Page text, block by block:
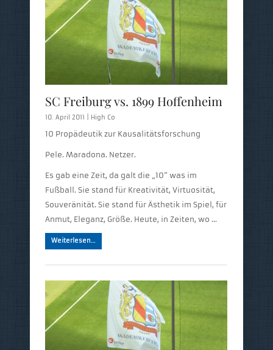
SC Freiburg vs. 1899 Hoffenheim
10. April 2011 | High Co
10 Propädeutik zur Kausalitätsforschung
Pele. Maradona. Netzer.
Es gab eine Zeit, da galt die „10“ was im
Fußball. Sie stand für Kreativität, Virtuosität,
Souveränität. Sie stand für Ästhetik im Spiel, für
Anmut, Eleganz, Größe. Heute, in Zeiten, wo …
Weiterlesen…